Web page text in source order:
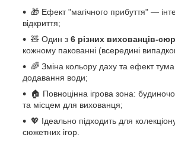
🎁 Ефект "магічного прибуття" —
відкриття;
🧸 Один з 6 різних вихованців-
кожному пакованні (всередині
🌈 Зміна кольору даху та ефект
додавання води;
🏠 Повноцінна ігрова зона:
та місцем для вихованця;
💖 Ідеально підходить для
сюжетних ігор.